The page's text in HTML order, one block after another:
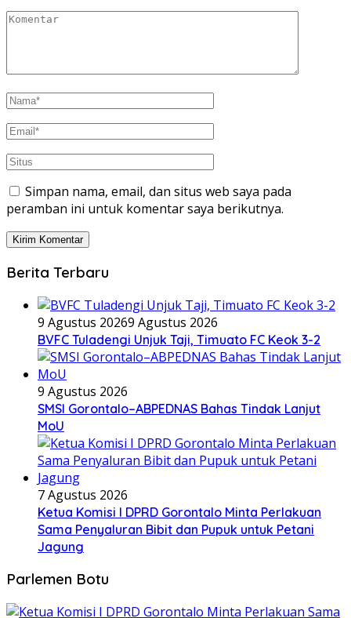
Simpan nama, email, dan situs web saya pada
peramban ini untuk komentar saya berikutnya.
Berita Terbaru
9 Agustus 20269 Agustus 2026
BVFC Tuladengi Unjuk Taji, Timuato FC Keok 3-2
9 Agustus 2026
SMSI Gorontalo–ABPEDNAS Bahas Tindak Lanjut
MoU
7 Agustus 2026
Ketua Komisi I DPRD Gorontalo Minta Perlakuan
Sama Penyaluran Bibit dan Pupuk untuk Petani
Jagung
Parlemen Botu